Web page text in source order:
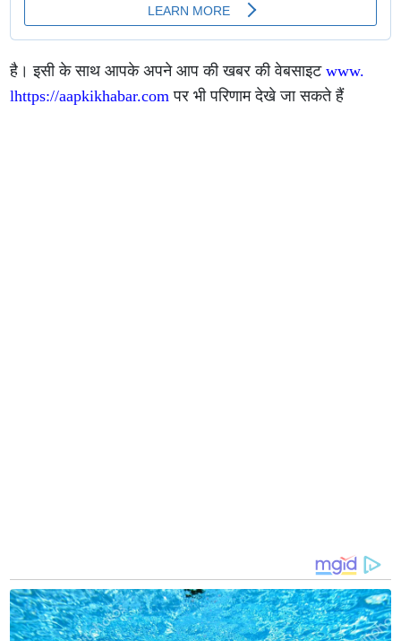
है। इसी के साथ आपके अपने आप की खबर की वेबसाइटwww.
lhttps://aapkikhabar.com पर भी परिणाम देखे जा सकते हैं